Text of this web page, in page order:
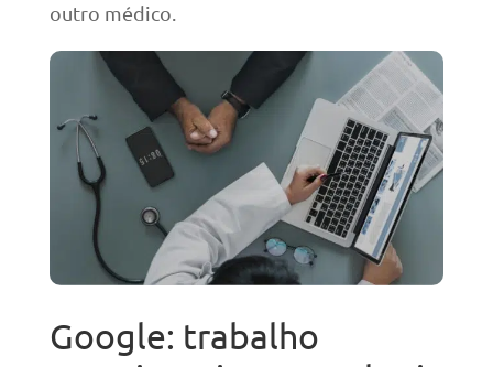
outro médico.
Google: trabalho